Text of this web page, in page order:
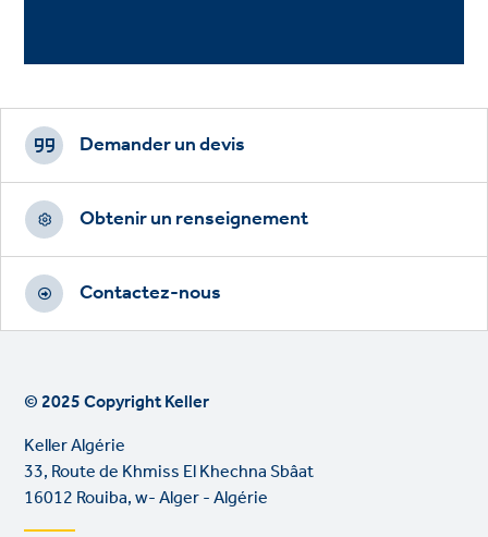
Footer
CTAs
Demander un devis
Obtenir un renseignement
Contactez-nous
© 2025 Copyright Keller
Keller Algérie
33, Route de Khmiss El Khechna Sbâat
16012 Rouiba, w- Alger - Algérie